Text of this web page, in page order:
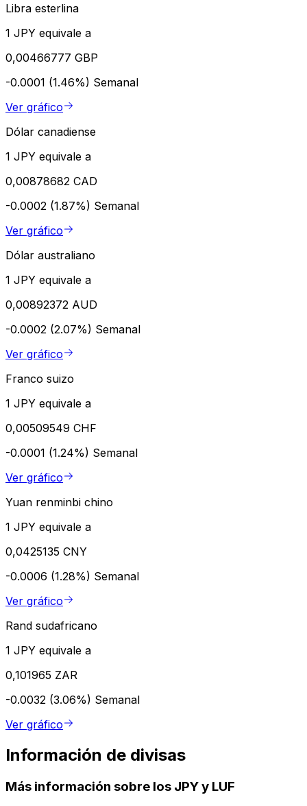
Libra esterlina
1 JPY equivale a
0,00466777 GBP
-0.0001 (1.46%) Semanal
Ver gráfico
Dólar canadiense
1 JPY equivale a
0,00878682 CAD
-0.0002 (1.87%) Semanal
Ver gráfico
Dólar australiano
1 JPY equivale a
0,00892372 AUD
-0.0002 (2.07%) Semanal
Ver gráfico
Franco suizo
1 JPY equivale a
0,00509549 CHF
-0.0001 (1.24%) Semanal
Ver gráfico
Yuan renminbi chino
1 JPY equivale a
0,0425135 CNY
-0.0006 (1.28%) Semanal
Ver gráfico
Rand sudafricano
1 JPY equivale a
0,101965 ZAR
-0.0032 (3.06%) Semanal
Ver gráfico
Información de divisas
Más información sobre los JPY y LUF